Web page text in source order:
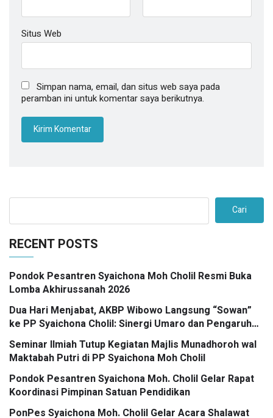
Situs Web
Simpan nama, email, dan situs web saya pada
peramban ini untuk komentar saya berikutnya.
Cari
RECENT POSTS
Pondok Pesantren Syaichona Moh Cholil Resmi Buka
Lomba Akhirussanah 2026
Dua Hari Menjabat, AKBP Wibowo Langsung “Sowan”
ke PP Syaichona Cholil: Sinergi Umaro dan Pengaruh
Tokoh Pesantren Kunci Bangkalan Madani
Seminar Ilmiah Tutup Kegiatan Majlis Munadhoroh wal
Maktabah Putri di PP Syaichona Moh Cholil
Pondok Pesantren Syaichona Moh. Cholil Gelar Rapat
Koordinasi Pimpinan Satuan Pendidikan
PonPes Syaichona Moh. Cholil Gelar Acara Shalawat